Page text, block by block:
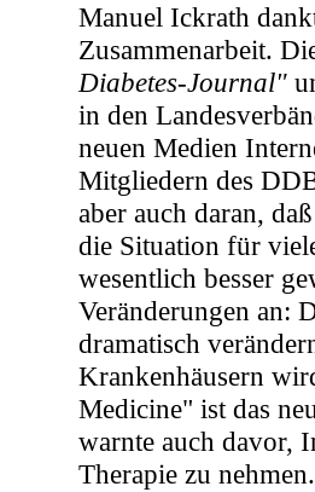
Manuel Ickrath
Zusammenarbeit.
Diabetes-Journal"
in den
neuen Medien
Mitgliedern des
aber auch daran,
die Situation für
wesentlich besser
Veränderungen an:
dramatisch
Krankenhäusern
Medicine" istdas
warnte auch davor,
Therapie zu nehmen.